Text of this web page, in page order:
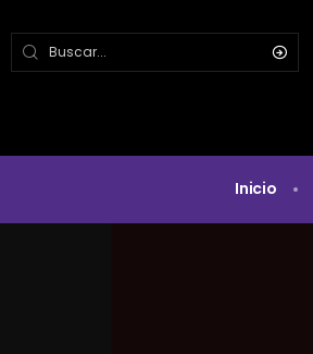
Inicio